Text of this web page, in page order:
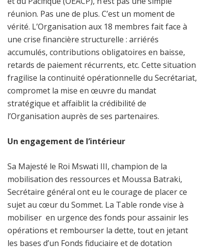
réunion. Pas une de plus. C’est un moment de
vérité. L’Organisation aux 18 membres fait face à
une crise financière structurelle : arriérés
accumulés, contributions obligatoires en baisse,
retards de paiement récurrents, etc. Cette situation
fragilise la continuité opérationnelle du Secrétariat,
compromet la mise en œuvre du mandat
stratégique et affaiblit la crédibilité de
l’Organisation auprès de ses partenaires.
Un engagement de l’intérieur
Sa Majesté le Roi Mswati III, champion de la
mobilisation des ressources et Moussa Batraki,
Secrétaire général ont eu le courage de placer ce
sujet au cœur du Sommet. La Table ronde vise à
mobiliser en urgence des fonds pour assainir les
opérations et rembourser la dette, tout en jetant
les bases d’un Fonds fiduciaire et de dotation